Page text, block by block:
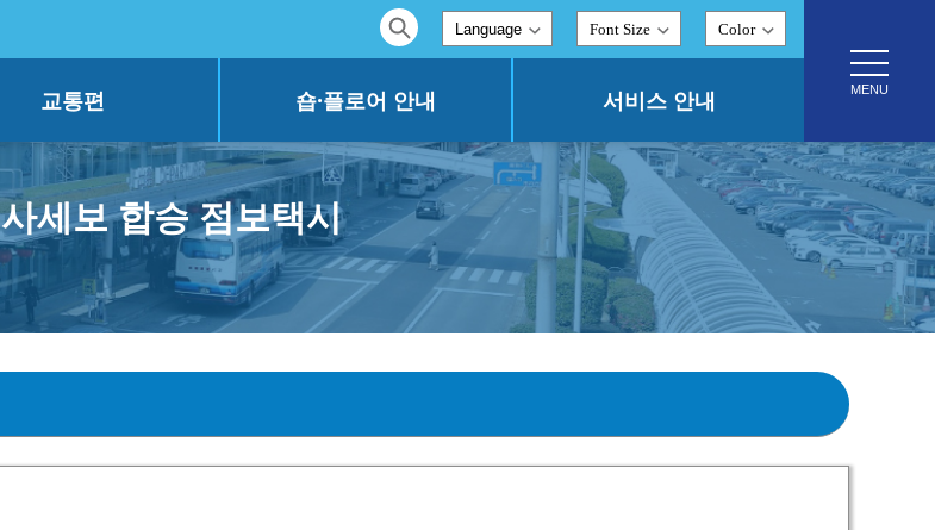
Font Size Color
교통편 숍·플로어 안내 서비스 안내
toggle
MENU
사세보 합승 점보택시